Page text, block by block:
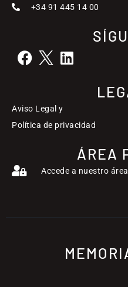
+34 91 445 14 00
Aviso Legal y
Política de privacidad
ÁREA
Accede a nuestro